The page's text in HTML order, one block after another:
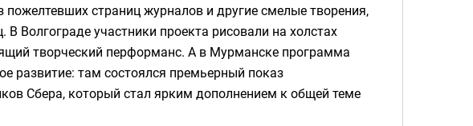
пожелтевших страниц журналов и другие смелые творения,
Волгограде участники проекта рисовали на холстах
творческий перформанс. А в Мурманске программа
развитие: там состоялся премьерный показ
Сбера, который стал ярким дополнением к общей теме